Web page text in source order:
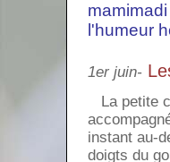
mamimadi
l'humeur
1er juin-
La petite
instant au-
doigts du